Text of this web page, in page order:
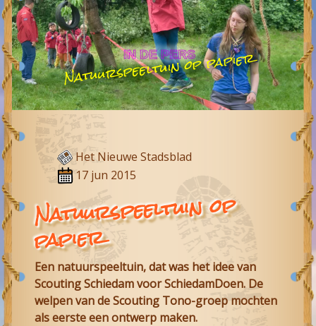
IN DE PERS
Natuurspeeltuin op papier
Het Nieuwe Stadsblad
17 jun 2015
Natuurspeeltuin op
papier
Een natuurspeeltuin, dat was het idee van
Scouting Schiedam voor SchiedamDoen. De
welpen van de Scouting Tono-groep mochten
als eerste een ontwerp maken.